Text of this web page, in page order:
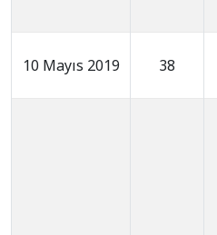
10 Mayıs 2019 38